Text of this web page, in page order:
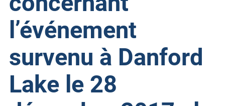
l’événement
survenu à Danford
Lake le 28